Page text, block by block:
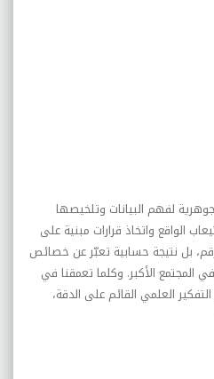
لفهم البيانات وتلخيصها
الواقع واتخاذ قرارات مبنية على
بل نتيجة حسابية تعبّر عن خصائص
المجتمع الأكبر. وكلما تعمقنا في
العلمي القائم على الدقة،